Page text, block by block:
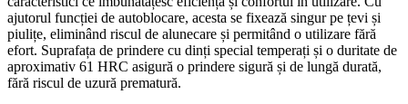
ajutorul funcției de autoblocare, acesta se fixează singur pe țevi și
piulițe, eliminând riscul de alunecare și permitând o utilizare fără
efort. Suprafața de prindere cu dinți special temperați și o duritate de
aproximativ 61 HRC asigură o prindere sigură și de lungă durată,
fără riscul de uzură prematură.